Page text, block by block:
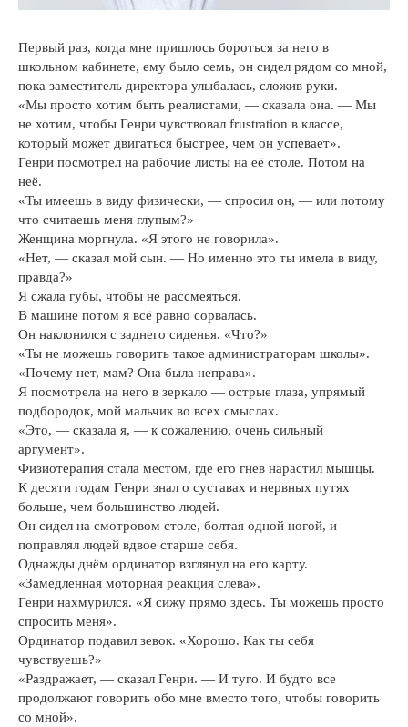
Первый раз, когда мне пришлось бороться за него в
школьном кабинете, ему было семь, он сидел рядом со мной,
пока заместитель директора улыбалась, сложив руки.
«Мы просто хотим быть реалистами, — сказала она. — Мы
не хотим, чтобы Генри чувствовал frustration в классе,
который может двигаться быстрее, чем он успевает».
Генри посмотрел на рабочие листы на её столе. Потом на
неё.
«Ты имеешь в виду физически, — спросил он, — или потому
что считаешь меня глупым?»
Женщина моргнула. «Я этого не говорила».
«Нет, — сказал мой сын. — Но именно это ты имела в виду,
правда?»
Я сжала губы, чтобы не рассмеяться.
В машине потом я всё равно сорвалась.
Он наклонился с заднего сиденья. «Что?»
«Ты не можешь говорить такое администраторам школы».
«Почему нет, мам? Она была неправа».
Я посмотрела на него в зеркало — острые глаза, упрямый
подбородок, мой мальчик во всех смыслах.
«Это, — сказала я, — к сожалению, очень сильный
аргумент».
Физиотерапия стала местом, где его гнев нарастил мышцы.
К десяти годам Генри знал о суставах и нервных путях
больше, чем большинство людей.
Он сидел на смотровом столе, болтая одной ногой, и
поправлял людей вдвое старше себя.
Однажды днём ординатор взглянул на его карту.
«Замедленная моторная реакция слева».
Генри нахмурился. «Я сижу прямо здесь. Ты можешь просто
спросить меня».
Ординатор подавил зевок. «Хорошо. Как ты себя
чувствуешь?»
«Раздражает, — сказал Генри. — И туго. И будто все
продолжают говорить обо мне вместо того, чтобы говорить
со мной».